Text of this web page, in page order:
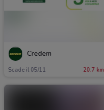
Credem
Scade il 05/11 20.7 km